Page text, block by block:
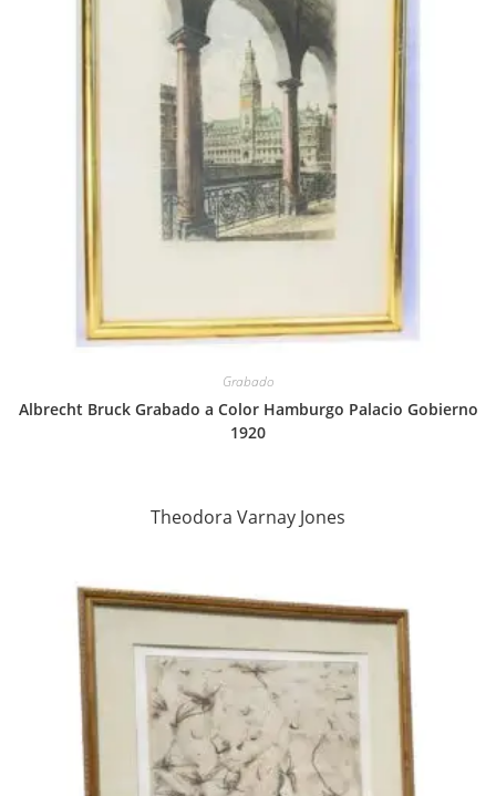
Grabado
Albrecht Bruck Grabado a Color Hamburgo Palacio Gobierno
1920
Theodora Varnay Jones